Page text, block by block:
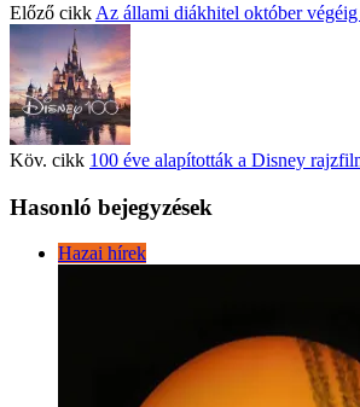
Előző cikk Az állami diákhitel október
Köv. cikk 100 éve alapították a Disney
Hasonló bejegyzések
Hazai hírek